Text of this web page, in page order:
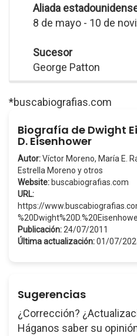
Aliada
8 de mayo - 10 de
Sucesor
George Patton
*buscabiografias.com
Biografía de Dwight
D. Eisenhower
Autor:Víctor Moreno, María E.
Estrella Moreno y otros
Website: buscabiografias.com
URL:
https://
Publicación: 24/07/2011
Última actualización:01/07/
Sugerencias
¿Corrección?
Háganos saber su